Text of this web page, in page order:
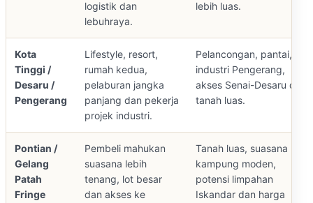
logistik dan
lebuhraya.
lebih luas.
Kota
Tinggi /
Desaru /
Pengerang
Lifestyle, resort,
rumah kedua,
pelaburan jangka
panjang dan pekerja
projek industri.
Pelancongan, pantai,
industri Pengerang,
akses Senai-Desaru dan
tanah luas.
Pontian /
Gelang
Patah
Fringe
Pembeli mahukan
suasana lebih
tenang, lot besar
dan akses ke
Tanah luas, suasana
kampung moden,
potensi limpahan
Iskandar dan harga